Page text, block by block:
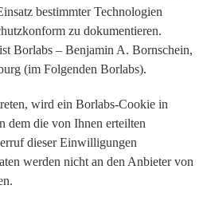
bestimmter Technologien
zu dokumentieren.
Borlabs – Benjamin A. Bornschein,
(im Folgenden Borlabs).
wird ein Borlabs-Cookie in
dem die von Ihnen erteilten
dieser Einwilligungen
werden nicht an den Anbieter von